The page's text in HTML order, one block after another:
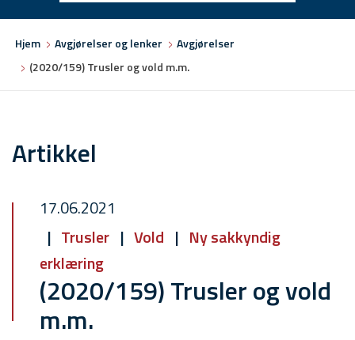
Hjem Avgjørelser og lenker
Avgjørelser
(2020/159) Trusler og vold m.m.
Artikkel
17.06.2021
Trusler
Vold
Ny sakkyndig
erklæring
(2020/159) Trusler og vold
m.m.